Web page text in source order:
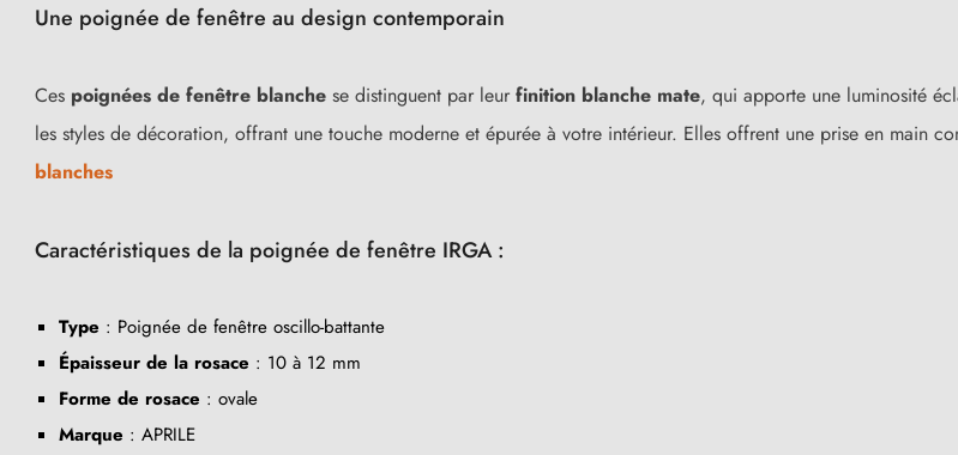
Une poignée de fenêtre au design contemporain
Ces poignées de fenêtre blanche se distinguent par leur finition blanche mate, qui apporte une luminosité
les styles de décoration, offrant une touche moderne et épurée à votre intérieur. Elles offrent une prise en main
blanches
Caractéristiques de la poignée de fenêtre IRGA :
Type : Poignée de fenêtre oscillo-battante
Épaisseur de la rosace : 10 à 12 mm
Forme de rosace : ovale
Marque : APRILE